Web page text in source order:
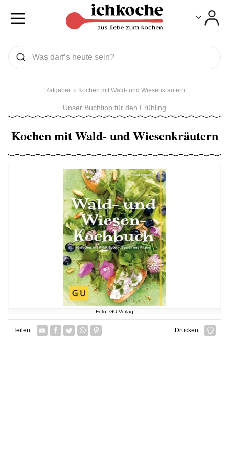
Was wollen Sie suchen
Suchen
Ratgeber Kochen mit Wald- und Wiesenkräutern
Unser Buchtipp für den Frühling
Kochen mit Wald- und Wiesenkräutern
Foto: GU-Verlag
Teilen: Facebook
TwitterWhatsapp senden
Pin it Drucken: